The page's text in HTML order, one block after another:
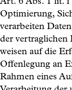
Art. 6 Abs. 1 lit. f
Optimierung,
verarbeiten
der vertraglichen
weisen auf die
Offenlegung an
Rahmen eines